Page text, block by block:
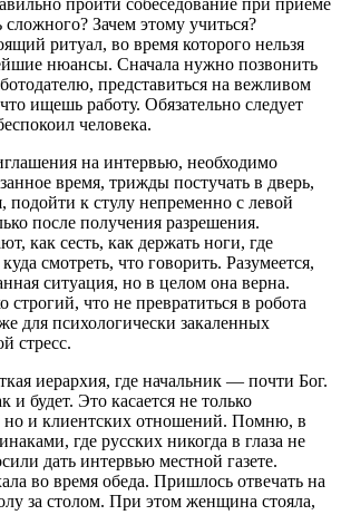
сложного? Зачем этому учиться?
ритуал, во время которого нельзя
нюансы. Сначала нужно позвонить
представиться на вежливом
ищешь работу. Обязательно следует
человека.
на интервью, необходимо
время, трижды постучать в дверь,
подойти к стулу непременно с левой
после получения разрешения.
как сесть, как держать ноги, где
смотреть, что говорить. Разумеется,
ситуация, но в целом она верна.
строгий, что не превратиться в робота
для психологически закаленных
стресс.
иерархия, где начальник — почти Бог.
будет. Это касается не только
но и клиентских отношений. Помню, в
где русских никогда в глаза не
дать интервью местной газете.
во время обеда. Пришлось отвечать на
за столом. При этом женщина стояла,